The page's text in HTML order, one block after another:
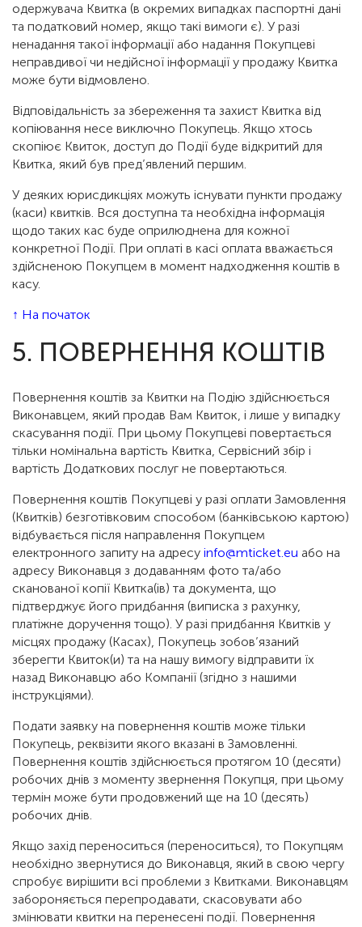
одержувача Квитка (в окремих випадках паспортні дані
та податковий номер, якщо такі вимоги є). У разі
ненадання такої інформації або надання Покупцеві
неправдивої чи недійсної інформації у продажу Квитка
може бути відмовлено.
Відповідальність за збереження та захист Квитка від
копіювання несе виключно Покупець. Якщо хтось
скопіює Квиток, доступ до Події буде відкритий для
Квитка, який був пред’явлений першим.
У деяких юрисдикціях можуть існувати пункти продажу
(каси) квитків. Вся доступна та необхідна інформація
щодо таких кас буде оприлюднена для кожної
конкретної Події. При оплаті в касі оплата вважається
здійсненою Покупцем в момент надходження коштів в
касу.
↑ На початок
5. ПОВЕРНЕННЯ КОШТІВ
Повернення коштів за Квитки на Подію здійснюється
Виконавцем, який продав Вам Квиток, і лише у випадку
скасування події. При цьому Покупцеві повертається
тільки номінальна вартість Квитка, Сервісний збір і
вартість Додаткових послуг не повертаються.
Повернення коштів Покупцеві у разі оплати Замовлення
(Квитків) безготівковим способом (банківською картою)
відбувається після направлення Покупцем
електронного запиту на адресу info@mticket.eu або на
адресу Виконавця з додаванням фото та/або
сканованої копії Квитка(ів) та документа, що
підтверджує його придбання (виписка з рахунку,
платіжне доручення тощо). У разі придбання Квитків у
місцях продажу (Касах), Покупець зобов’язаний
зберегти Квиток(и) та на нашу вимогу відправити їх
назад Виконавцю або Компанії (згідно з нашими
інструкціями).
Подати заявку на повернення коштів може тільки
Покупець, реквізити якого вказані в Замовленні.
Повернення коштів здійснюється протягом 10 (десяти)
робочих днів з моменту звернення Покупця, при цьому
термін може бути продовжений ще на 10 (десять)
робочих днів.
Якщо захід переноситься (переноситься), то Покупцям
необхідно звернутися до Виконавця, який в свою чергу
спробує вирішити всі проблеми з Квитками. Виконавцям
забороняється перепродавати, скасовувати або
змінювати квитки на перенесені події. Повернення